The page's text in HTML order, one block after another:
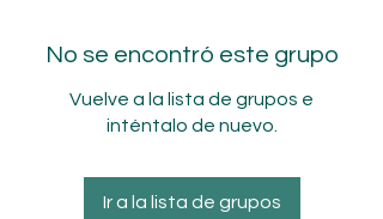
No se encontró este grupo
Vuelve a la lista de grupos e
inténtalo de nuevo.
Ir a la lista de grupos